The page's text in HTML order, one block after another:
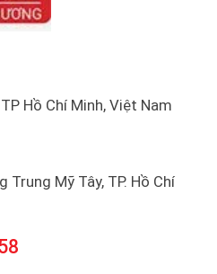
Hồ Chí Minh, Việt Nam
Trung Mỹ Tây, TP. Hồ Chí